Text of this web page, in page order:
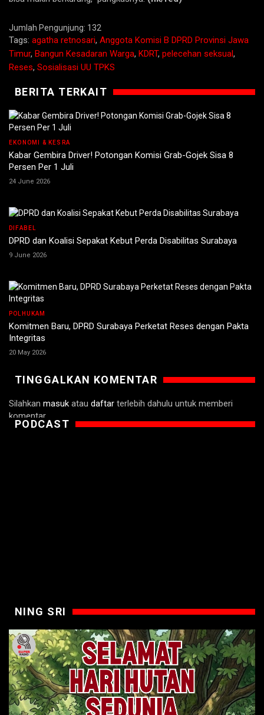
Jumlah Pengunjung: 132
Tags: agatha retnosari, Anggota Komisi B DPRD Provinsi Jawa
Timur, Bangun Kesadaran Warga, KDRT, pelecehan seksual,
Reses, Sosialisasi UU TPKS
BERITA TERKAIT
EKONOMI & KESRA
Kabar Gembira Driver! Potongan Komisi Grab-Gojek Sisa 8
Persen Per 1 Juli
24 June 2026
DIFABEL
DPRD dan Koalisi Sepakat Kebut Perda Disabilitas Surabaya
9 June 2026
POLHUKAM
Komitmen Baru, DPRD Surabaya Perketat Reses dengan Pakta
Integritas
20 May 2026
TINGGALKAN KOMENTAR
Silahkan masuk atau daftar terlebih dahulu untuk memberi
komentar.
PODCAST
NING SRI